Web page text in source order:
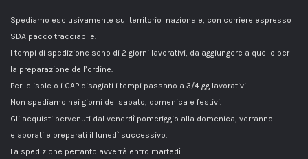
Spediamo esclusivamente sul territorio nazionale, con corriere espresso
SDA pacco tracciabile.
I tempi di spedizione sono di 2 giorni lavorativi, da aggiungere a quello per
la preparazione dell’ordine.
Per le isole o i CAP disagiati i tempi passano a 3/4 gg lavorativi.
Non spediamo nei giorni del sabato, domenica e festivi.
Gli acquisti pervenuti dal venerdì pomeriggio alla domenica, verranno
elaborati e preparati il lunedì successivo.
La spedizione pertanto avverrà entro martedì.